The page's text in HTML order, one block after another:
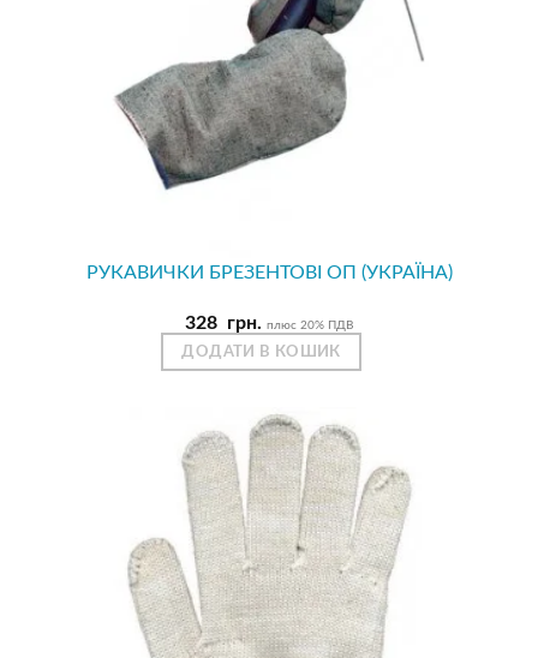
РУКАВИЧКИ БРЕЗЕНТОВІ ОП (УКРАЇНА)
328 грн. плюс 20% ПДВ
ДОДАТИ В КОШИК